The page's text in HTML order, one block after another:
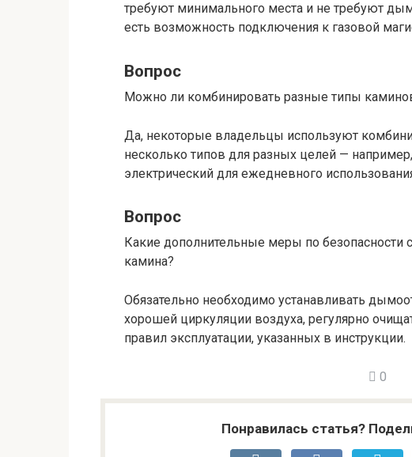
требуют минимального места и не требуют
есть возможность подключения к газовой
Вопрос
Можно ли комбинировать разные типы
Да, некоторые владельцы используют
несколько типов для разных целей —
электрический для ежедневного
Вопрос
Какие дополнительные меры по безопасности
камина?
Обязательно необходимо устанавливать
хорошей циркуляции воздуха, регулярно
правил эксплуатации, указанных в инструкции.
0
Понравилась статья?